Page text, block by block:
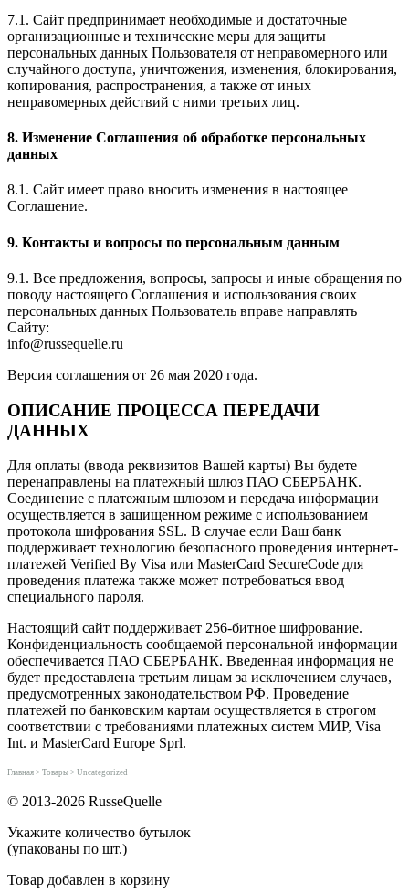
7.1. Сайт предпринимает необходимые и достаточные
организационные и технические меры для защиты
персональных данных Пользователя от неправомерного или
случайного доступа, уничтожения, изменения, блокирования,
копирования, распространения, а также от иных
неправомерных действий с ними третьих лиц.
8. Изменение Соглашения об обработке персональных
данных
8.1. Сайт имеет право вносить изменения в настоящее
Соглашение.
9. Контакты и вопросы по персональным данным
9.1. Все предложения, вопросы, запросы и иные обращения по
поводу настоящего Соглашения и использования своих
персональных данных Пользователь вправе направлять
Сайту:
info@russequelle.ru
Версия соглашения от 26 мая 2020 года.
ОПИСАНИЕ ПРОЦЕССА ПЕРЕДАЧИ
ДАННЫХ
Для оплаты (ввода реквизитов Вашей карты) Вы будете
перенаправлены на платежный шлюз ПАО СБЕРБАНК.
Соединение с платежным шлюзом и передача информации
осуществляется в защищенном режиме с использованием
протокола шифрования SSL. В случае если Ваш банк
поддерживает технологию безопасного проведения интернет-
платежей Verified By Visa или MasterCard SecureCode для
проведения платежа также может потребоваться ввод
специального пароля.
Настоящий сайт поддерживает 256-битное шифрование.
Конфиденциальность сообщаемой персональной информации
обеспечивается ПАО СБЕРБАНК. Введенная информация не
будет предоставлена третьим лицам за исключением случаев,
предусмотренных законодательством РФ. Проведение
платежей по банковским картам осуществляется в строгом
соответствии с требованиями платежных систем МИР, Visa
Int. и MasterCard Europe Sprl.
Главная > Товары > Uncategorized
© 2013-2026 RusseQuelle
Укажите количество бутылок
(упакованы по шт.)
Товар добавлен в корзину